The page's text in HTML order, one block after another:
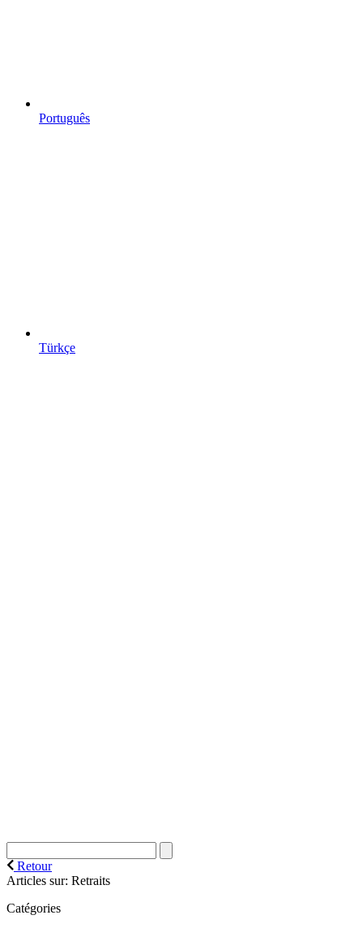
Português
Türkçe
Retour
Articles sur: Retraits
Catégories